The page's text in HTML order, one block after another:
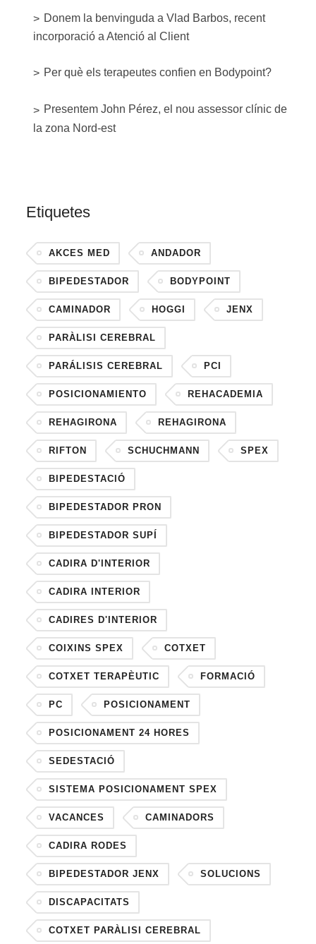
Donem la benvinguda a Vlad Barbos, recent
incorporació a Atenció al Client
Per què els terapeutes confien en Bodypoint?
Presentem John Pérez, el nou assessor clínic de
la zona Nord-est
Etiquetes
AKCES MED ANDADOR
BIPEDESTADOR BODYPOINT
CAMINADOR HOGGI JENX
PARÀLISI CEREBRAL
PARÁLISIS CEREBRAL PCI
POSICIONAMIENTO REHACADEMIA
REHAGIRONA REHAGIRONA
RIFTON SCHUCHMANN SPEX
BIPEDESTACIÓ
BIPEDESTADOR PRON
BIPEDESTADOR SUPÍ
CADIRA D'INTERIOR
CADIRA INTERIOR
CADIRES D'INTERIOR
COIXINS SPEX COTXET
COTXET TERAPÈUTIC FORMACIÓ
PC POSICIONAMENT
POSICIONAMENT 24 HORES
SEDESTACIÓ
SISTEMA POSICIONAMENT SPEX
VACANCES CAMINADORS
CADIRA RODES
BIPEDESTADOR JENX SOLUCIONS
DISCAPACITATS
COTXET PARÀLISI CEREBRAL